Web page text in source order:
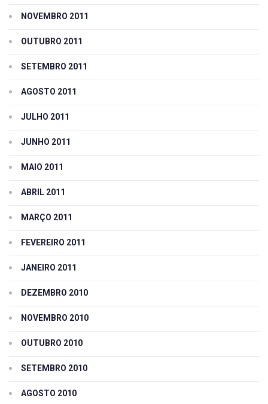
NOVEMBRO 2011
OUTUBRO 2011
SETEMBRO 2011
AGOSTO 2011
JULHO 2011
JUNHO 2011
MAIO 2011
ABRIL 2011
MARÇO 2011
FEVEREIRO 2011
JANEIRO 2011
DEZEMBRO 2010
NOVEMBRO 2010
OUTUBRO 2010
SETEMBRO 2010
AGOSTO 2010